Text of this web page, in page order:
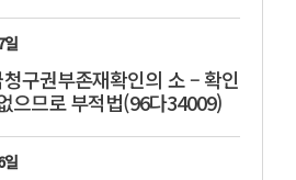
일
구권부존재확인의 소 – 확인
으므로 부적법(96다34009)
일